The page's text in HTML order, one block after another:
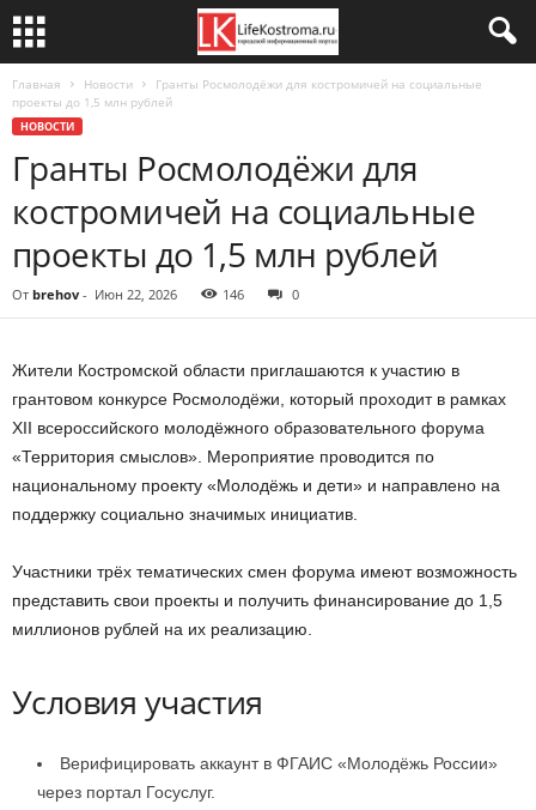
Главная Новости
Гранты Росмолодёжи для костромичей на социальные
проекты до 1,5 млн рублей
НОВОСТИ
Гранты Росмолодёжи для
костромичей на социальные
проекты до 1,5 млн рублей
От brehov - Июн 22, 2026 146 0
Жители Костромской области приглашаются к участию в
грантовом конкурсе Росмолодёжи, который проходит в рамках
XII всероссийского молодёжного образовательного форума
«Территория смыслов». Мероприятие проводится по
национальному проекту «Молодёжь и дети» и направлено на
поддержку социально значимых инициатив.
Участники трёх тематических смен форума имеют возможность
представить свои проекты и получить финансирование до 1,5
миллионов рублей на их реализацию.
Условия участия
Верифицировать аккаунт в ФГАИС «Молодёжь России»
через портал Госуслуг.